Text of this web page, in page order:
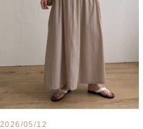
2026/05/12